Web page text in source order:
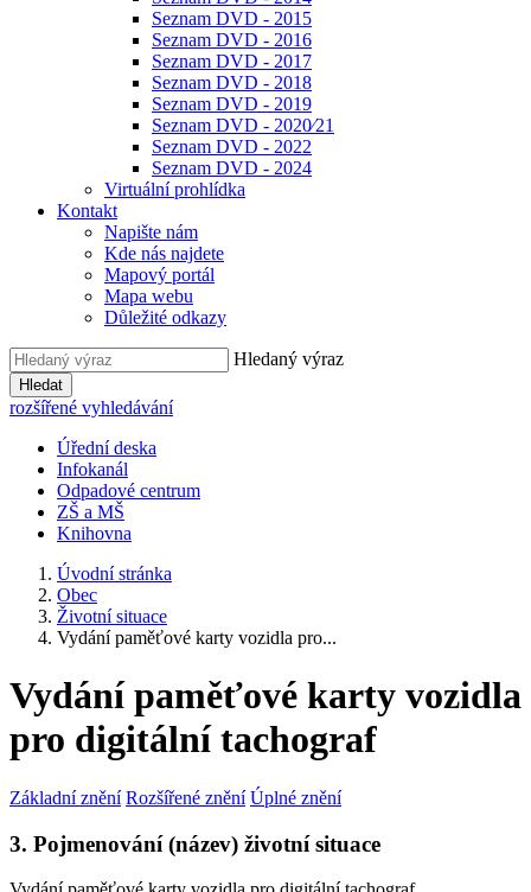
Seznam DVD - 2015
Seznam DVD - 2016
Seznam DVD - 2017
Seznam DVD - 2018
Seznam DVD - 2019
Seznam DVD - 2020⁄21
Seznam DVD - 2022
Seznam DVD - 2024
Virtuální prohlídka
Kontakt
Napište nám
Kde nás najdete
Mapový portál
Mapa webu
Důležité odkazy
Hledaný výraz
Hledat
rozšířené vyhledávání
Úřední deska
Infokanál
Odpadové centrum
ZŠ a MŠ
Knihovna
Úvodní stránka
Obec
Životní situace
Vydání paměťové karty vozidla pro...
Vydání paměťové karty vozidla
pro digitální tachograf
Základní znění Rozšířené znění Úplné znění
3. Pojmenování (název) životní situace